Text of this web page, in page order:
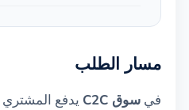
مسار الطلب
في سوق C2C
يدفع